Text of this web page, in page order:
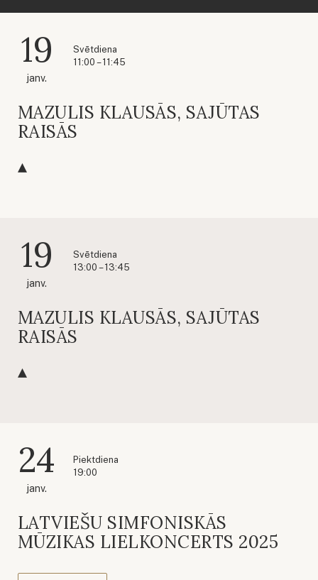
19
janv.
Svētdiena
11:00 – 11:45
MAZULIS KLAUSĀS, SAJŪTAS
RAISĀS
19
janv.
Svētdiena
13:00 – 13:45
MAZULIS KLAUSĀS, SAJŪTAS
RAISĀS
24
janv.
Piektdiena
19:00
LATVIEŠU SIMFONISKĀS
MŪZIKAS LIELKONCERTS 2025